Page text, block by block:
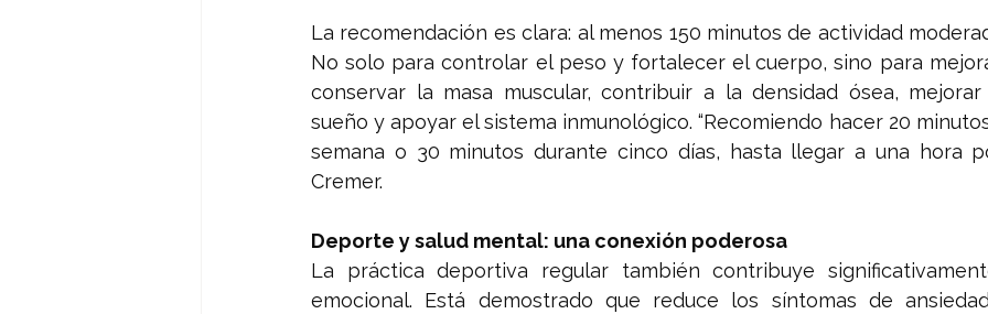
La recomendación es clara: al menos 150 minutos de actividad
No solo para controlar el peso y fortalecer el cuerpo, sino para
conservar la masa muscular, contribuir a la densidad ósea,
sueño y apoyar el sistema inmunológico. “Recomiendo hacer 20
semana o 30 minutos durante cinco días, hasta llegar a una hora
Cremer.
Deporte y salud mental: una conexión poderosa
La práctica deportiva regular también contribuye
emocional. Está demostrado que reduce los síntomas de